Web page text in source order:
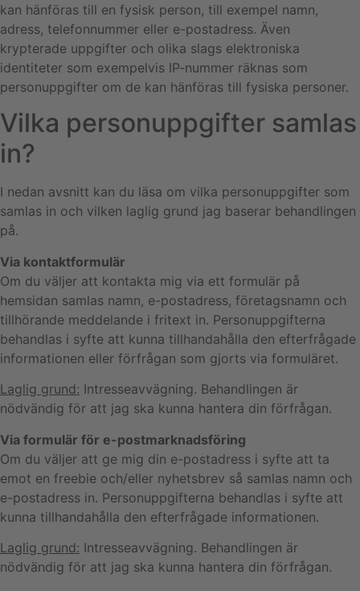
kan hänföras till en fysisk person, till exempel namn,
adress, telefonnummer eller e-postadress. Även
krypterade uppgifter och olika slags elektroniska
identiteter som exempelvis IP-nummer räknas som
personuppgifter om de kan hänföras till fysiska personer.
Vilka personuppgifter samlas
in?
I nedan avsnitt kan du läsa om vilka personuppgifter som
samlas in och vilken laglig grund jag baserar behandlingen
på.
Via kontaktformulär
Om du väljer att kontakta mig via ett formulär på
hemsidan samlas namn, e-postadress, företagsnamn och
tillhörande meddelande i fritext in. Personuppgifterna
behandlas i syfte att kunna tillhandahålla den efterfrågade
informationen eller förfrågan som gjorts via formuläret.
Laglig grund: Intresseavvägning. Behandlingen är
nödvändig för att jag ska kunna hantera din förfrågan.
Via formulär för e-postmarknadsföring
Om du väljer att ge mig din e-postadress i syfte att ta
emot en freebie och/eller nyhetsbrev så samlas namn och
e-postadress in. Personuppgifterna behandlas i syfte att
kunna tillhandahålla den efterfrågade informationen.
Laglig grund: Intresseavvägning. Behandlingen är
nödvändig för att jag ska kunna hantera din förfrågan.